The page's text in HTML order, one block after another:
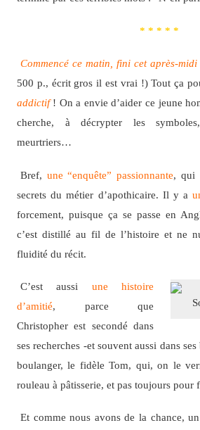
* * * * *
Commencé ce matin, fini cet après-midi
500 p., écrit gros il est vrai !) Tout ça
addictif! On a envie d’aider ce jeune
cherche, à décrypter les
meurtriers…
Bref, une “enquête” passionnante, qui
secrets du métier d’apothicaire. Il y a
forcement, puisque ça se passe en
c’est distillé au fil de l’histoire et ne
fluidité du récit.
C’est aussi une histoire
d’amitié, parce que
Christopher est secondé dans
ses recherches -et souvent aussi dans
boulanger, le fidèle Tom, qui, on le
rouleau à pâtisserie, et pas toujours pour
Et comme nous avons de la chance,